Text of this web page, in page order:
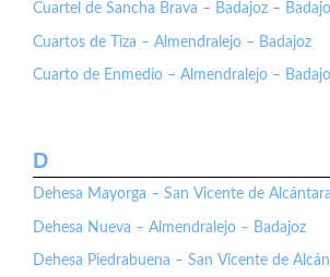
Cuartel de Sancha Brava – Badajoz –
Cuartos de Tiza – Almendralejo – Badajoz
Cuarto de Enmedio – Almendralejo –
D
Dehesa Mayorga – San Vicente de
Dehesa Nueva – Almendralejo – Badajoz
Dehesa Piedrabuena – San Vicente de